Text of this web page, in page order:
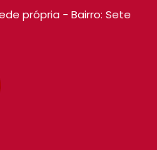
própria - Bairro: Sete